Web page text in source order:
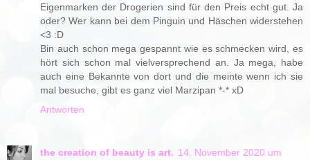
Eigenmarken der Drogerien sind für den Preis echt gut. Ja
oder? Wer kann bei dem Pinguin und Häschen widerstehen
<3 :D
Bin auch schon mega gespannt wie es schmecken wird, es
hört sich schon mal vielversprechend an. Ja mega, habe
auch eine Bekannte von dort und die meinte wenn ich sie
mal besuche, gibt es ganz viel Marzipan *-* xD
Antworten
the creation of beauty is art. 14. November 2020 um